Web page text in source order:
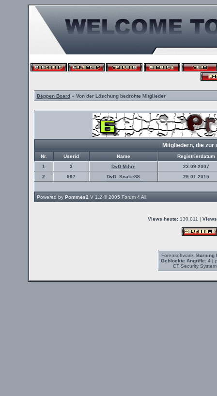
Deppen Board» Von der Löschung bedrohte Mitglieder
Mitgliedern, die
Nr. Userid Name
Registrierdatum
1
3 DvD Mihre
23.09.2007
2
997 DvD_Snake88 29.01.2015
Powered by Pommes2 V 1.2 © 2005 Forum 4 All
Views heute:130.011 |
Forensoftware: Burning
Geblockte Angriffe:4 |
CT Security